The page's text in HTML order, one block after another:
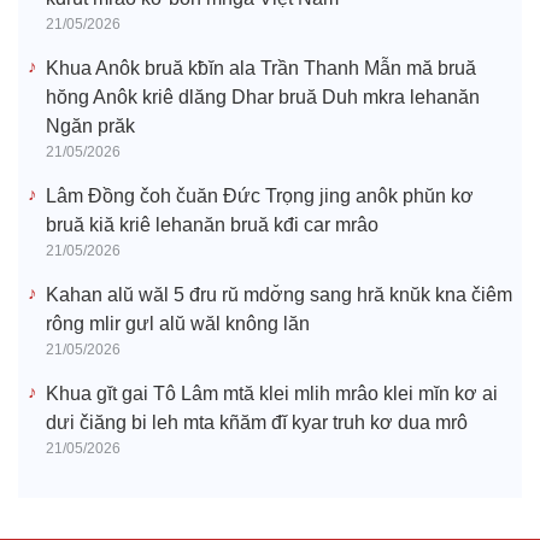
21/05/2026
Khua Anôk bruă kƀĭn ala Trần Thanh Mẫn mă bruă
hŏng Anôk kriê dlăng Dhar bruă Duh mkra lehanăn
Ngăn prăk
21/05/2026
Lâm Đồng čoh čuăn Đức Trọng jing anôk phŭn kơ
bruă kiă kriê lehanăn bruă kđi car mrâo
21/05/2026
Kahan alŭ wăl 5 đru rŭ mdơ̆ng sang hră knŭk kna čiêm
rông mlir gưl alŭ wăl knông lăn
21/05/2026
Khua gĭt gai Tô Lâm mtă klei mlih mrâo klei mĭn kơ ai
dưi čiăng bi leh mta kñăm đĭ kyar truh kơ dua mrô
21/05/2026